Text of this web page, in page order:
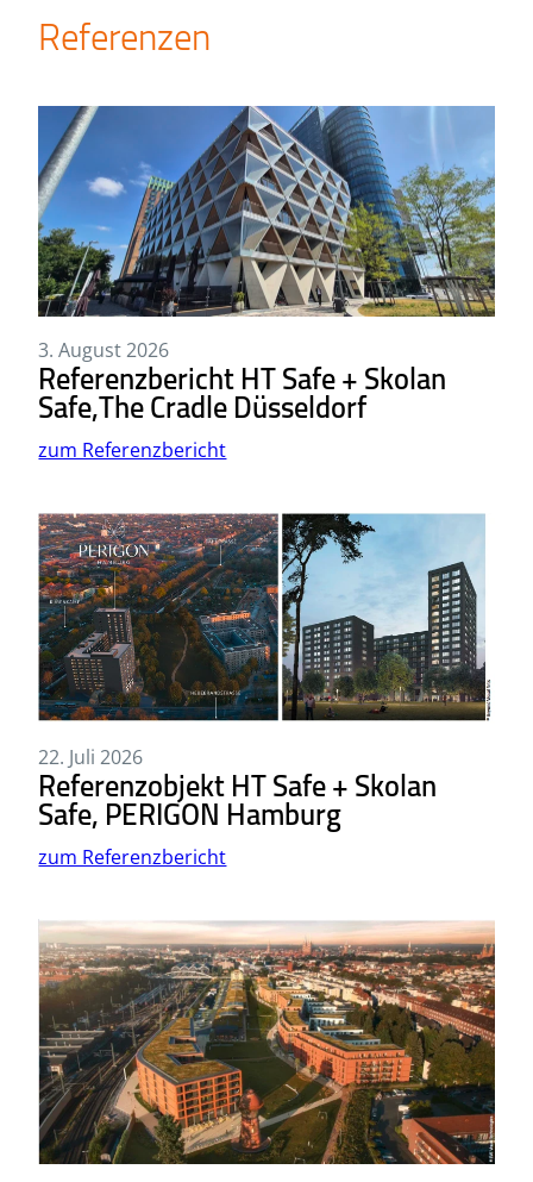
Referenzen
3. August 2026
Referenzbericht HT Safe + Skolan
Safe,The Cradle Düsseldorf
zum Referenzbericht
22. Juli 2026
Referenzobjekt HT Safe + Skolan
Safe, PERIGON Hamburg
zum Referenzbericht